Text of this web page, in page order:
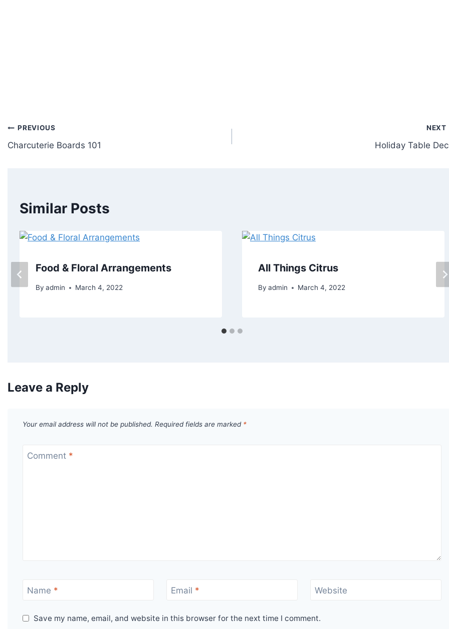
Post
navigation
PREVIOUS
Charcuterie Boards 101
NEXT
Holiday Table
Similar Posts
Food & Floral Arrangements
By admin March 4, 2022
All Things Citrus
By admin March 4, 2022
Leave a Reply
Your email address will not be published. Required fields are marked *
Comment *
Name * Email * Website
Save my name, email, and website in this browser for the next time I comment.